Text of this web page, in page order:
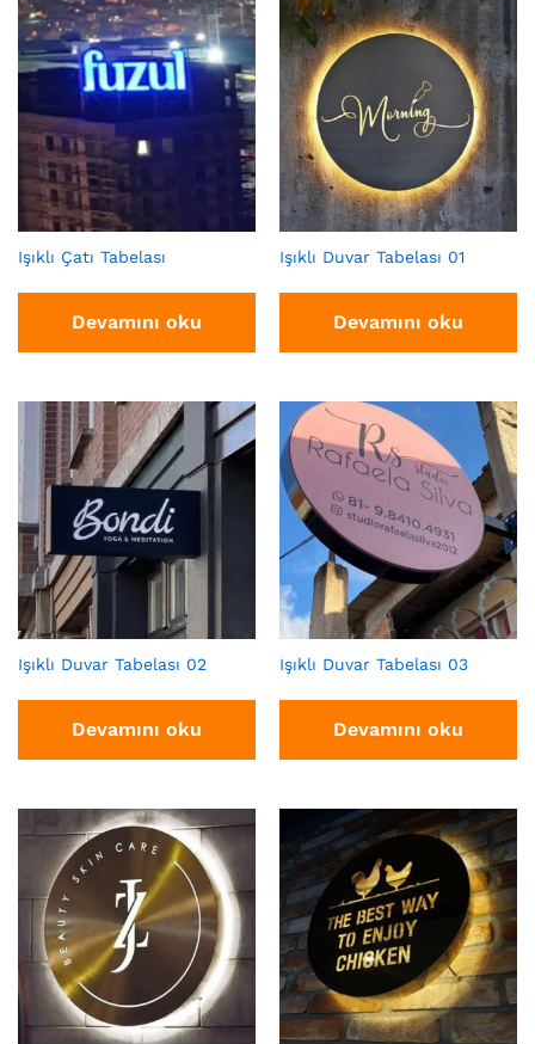
Işıklı Çatı Tabelası
Devamını oku
Işıklı Duvar Tabelası 01
Devamını oku
Işıklı Duvar Tabelası 02
Devamını oku
Işıklı Duvar Tabelası 03
Devamını oku